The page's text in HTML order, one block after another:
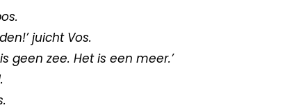
juicht Vos.
geen zee. Het is een meer.’